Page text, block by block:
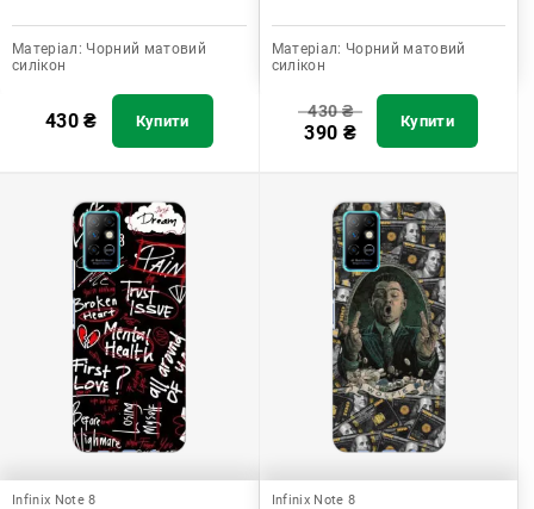
Матеріал: Чорний матовий
силікон
430₴ Купити
Матеріал: Чорний матовий
силікон
430₴
390 ₴ Купити
Infinix Note 8 Infinix Note 8